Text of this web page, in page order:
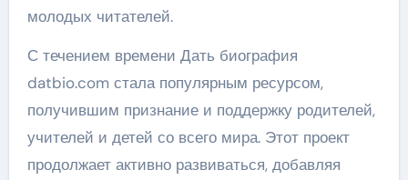
молодых читателей.
С течением времени Дать биография
datbio.com стала популярным ресурсом,
получившим признание и поддержку родителей,
учителей и детей со всего мира. Этот проект
продолжает активно развиваться, добавляя